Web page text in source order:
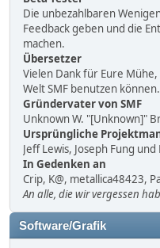
Die unbezahlbaren
Feedback geben und die
machen.
Übersetzer
Vielen Dank für Eure
Welt SMF benutzen können.
Gründervater von SMF
Unknown W. "[Unknown]"
Ursprüngliche
Jeff Lewis, Joseph Fung
In Gedenken an
Crip, K@, metallica48423,
An alle, die wir vergessen
Software/Grafik